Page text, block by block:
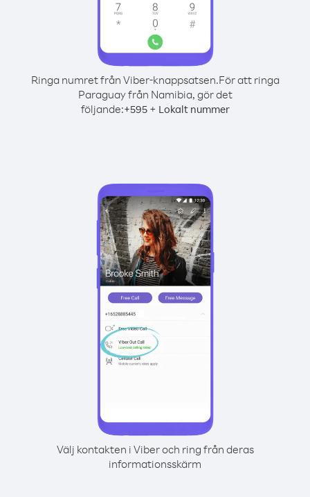
Ringa numret från Viber-knappsatsen.För att ringa
Paraguay från Namibia, gör det
följande:+595+ Lokalt nummer
Välj kontakten i Viber och ring från deras
informationsskärm